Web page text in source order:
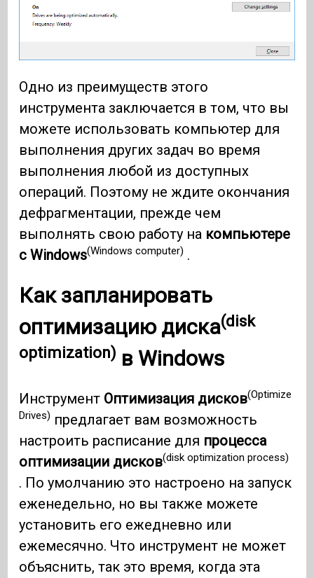
Одно из преимуществ этого
инструмента заключается в том, что вы
можете использовать компьютер для
выполнения других задач во время
выполнения любой из доступных
операций. Поэтому не ждите окончания
дефрагментации, прежде чем
выполнять свою работу на компьютере
с Windows(Windows computer) .
Как запланировать
оптимизацию диска(disk
optimization) вWindows
Инструмент Оптимизация дисков(Optimize
Drives) предлагает вам возможность
настроить расписание для процесса
оптимизации дисков(disk optimization process)
. По умолчанию это настроено на запуск
еженедельно, но вы также можете
установить его ежедневно или
ежемесячно. Что инструмент не может
объяснить, так это время, когда эта